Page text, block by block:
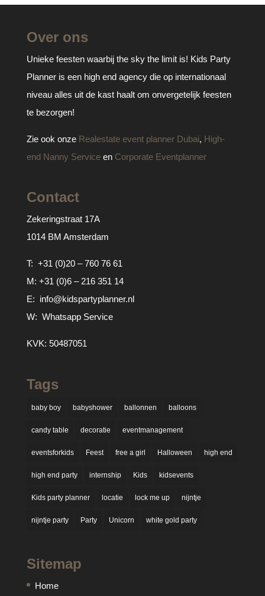
Over ons
Unieke feesten waarbij the sky the limit is! Kids Party
Planner is een high end agency die op internationaal
niveau alles uit de kast haalt om onvergetelijk feesten
te bezorgen!
Zie ook onze Realestate event planner Dubai, High-
end Nanny Serviceen Corporate Eventplanner
Contact
Zekeringstraat 17A
1014 BM Amsterdam
T: +31 (0)20 – 760 76 61
M: +31 (0)6 – 216 351 14
E: info@kidspartyplanner.nl
W: Whatsapp Service
KVK: 50487051
Tags
baby boy babyshower ballonnen balloons
candy table decoratie eventmanagement
eventsforkids Feest free a girl Halloween high end
high end party internship Kids kidsevents
Kids party planner locatie lock me up nijntje
nijntje party Party Unicorn white gold party
Sitemap
Home